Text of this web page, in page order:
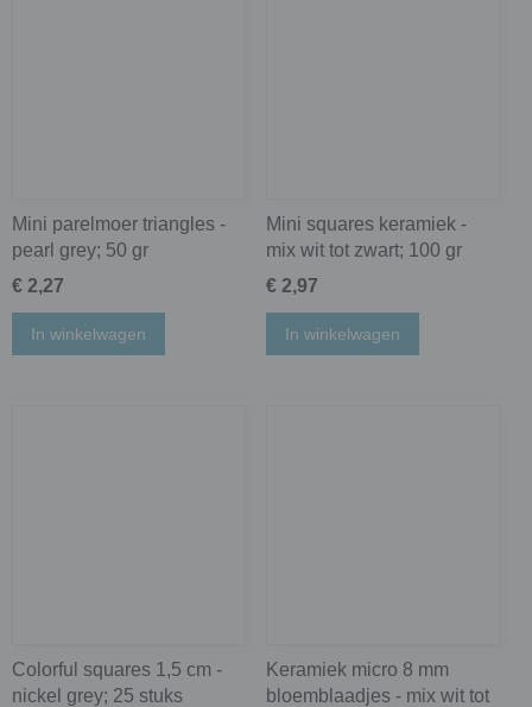
Mini parelmoer triangles -
pearl grey; 50 gr
€ 2,27
In winkelwagen
Mini squares keramiek -
mix wit tot zwart; 100 gr
€ 2,97
In winkelwagen
Colorful squares 1,5 cm -
nickel grey; 25 stuks
Keramiek micro 8 mm
bloemblaadjes - mix wit tot